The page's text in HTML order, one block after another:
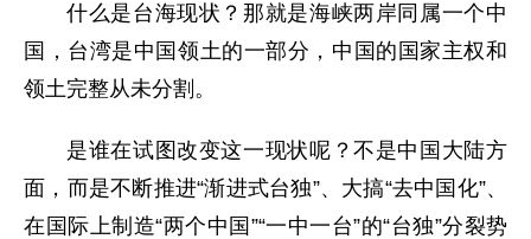
什么是台海现状？那就是海峡两岸同属一个中
国，台湾是中国领土的一部分，中国的国家主权和
领土完整从未分割。
是谁在试图改变这一现状呢？不是中国大陆方
面，而是不断推进“渐进式台独”、大搞“去中国化”、
在国际上制造“两个中国”“一中一台”的“台独”分裂势